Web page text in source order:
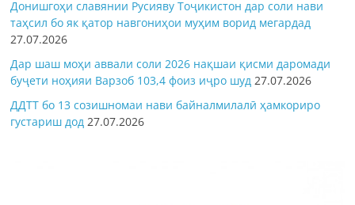
Донишгоҳи славянии Русияву Тоҷикистон дар соли нави
таҳсил бо як қатор навгониҳои муҳим ворид мегардад
27.07.2026
Дар шаш моҳи аввали соли 2026 нақшаи қисми даромади
буҷети ноҳияи Варзоб 103,4 фоиз иҷро шуд 27.07.2026
ДДТТ бо 13 созишномаи нави байналмилалӣ ҳамкориро
густариш дод 27.07.2026